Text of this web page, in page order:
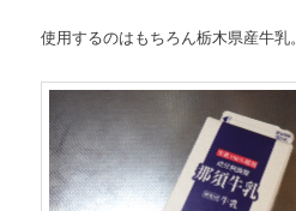
使用するのはもちろん栃木県産牛乳。